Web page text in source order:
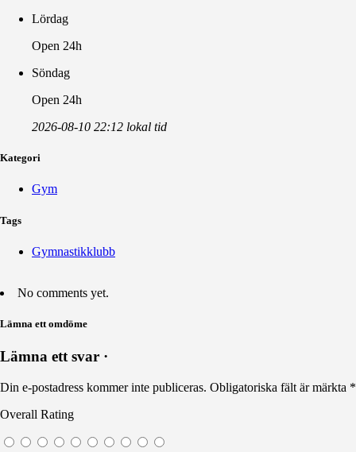
Lördag
Open 24h
Söndag
Open 24h
2026-08-10 22:12 lokal tid
Kategori
Gym
Tags
Gymnastikklubb
No comments yet.
Lämna ett omdöme
Lämna ett svar ·
Din e-postadress kommer inte publiceras. Obligatoriska fält är märkta *
Overall Rating